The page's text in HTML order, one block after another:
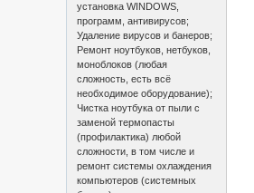
установка WINDOWS,
программ, антивирусов;
Удаление вирусов и банеров;
Ремонт ноутбуков, нетбуков,
моноблоков (любая
сложность, есть всё
необходимое оборудование);
Чистка ноутбука от пыли с
заменой термопасты
(профилактика) любой
сложности, в том числе и
ремонт системы охлаждения
компьютеров (системных